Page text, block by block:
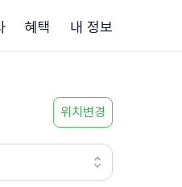
혜택 내 정보
위치변경